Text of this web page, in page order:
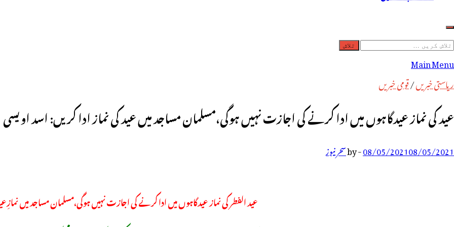
تلاش
کریں
برائے:
Main Menu
ریاستی خبریں/قومی خبریں
عید کی نماز عیدگاہوں میں ادا کرنے کی اجازت نہیں ہوگی،مسلمان مساجد میں عید کی نماز ادا کریں: اسد اویسی
08/05/202108/05/2021
-
byسحر نیوز
عید الفطر کی نماز عیدگاہوں میں ادا کرنے کی اجازت نہیں ہوگی،مسلمان مساجد میں